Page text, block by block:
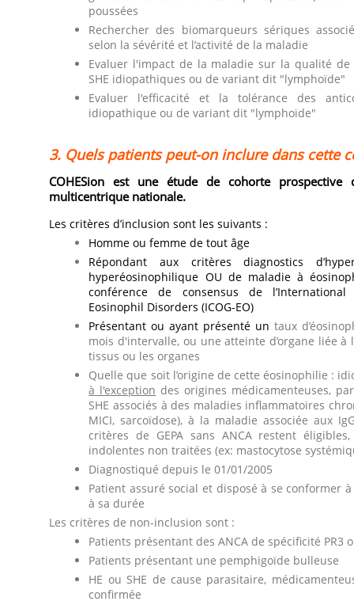
poussées
Rechercher des biomarqueurs sériques
selon la sévérité et l’activité de la maladie
Evaluer l'impact de la maladie sur la qualité
SHE idiopathiques ou de variant dit "lymphoïde"
Evaluer l'efficacité et la tolérance des
idiopathique ou de variant dit "lymphoïde"
3. Quels patients peut-on inclure dans cette
COHESion est une étude de cohorte prospective
multicentrique nationale.
Les critères d’inclusion sont les suivants :
Homme ou femme de tout âge
Répondant aux critères diagnostics
hyperéosinophilique OU de maladie à
conférence de consensus de
Eosinophil Disorders (ICOG-EO)
Présentant ou ayant présenté un taux
mois d'intervalle, ou une atteinte d’organe liée à
tissus ou les organes
Quelle que soit l’origine de cette éosinophilie :
à l'exception des origines médicamenteuses,
SHE associés à des maladies inflammatoires
MICI, sarcoïdose), à la maladie associée aux
critères de GEPA sans ANCA restent
indolentes non traitées (ex: mastocytose
Diagnostiqué depuis le 01/01/2005
Patient assuré social et disposé à se conformer
à sa durée
Les critères de non-inclusion sont :
Patients présentant des ANCA de spécificité PR3
Patients présentant une pemphigoïde bulleuse
HE ou SHE de cause parasitaire,
confirmée